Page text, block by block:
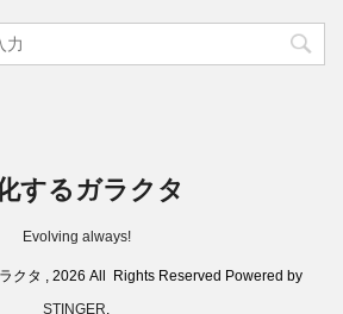
するガラクタ
Evolving always!
クタ , 2026 All Rights Reserved Powered by
STINGER